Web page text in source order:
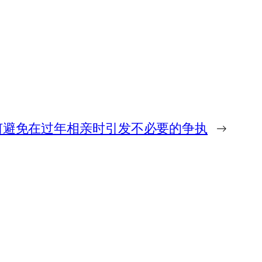
免在过年相亲时引发不必要的争执 →